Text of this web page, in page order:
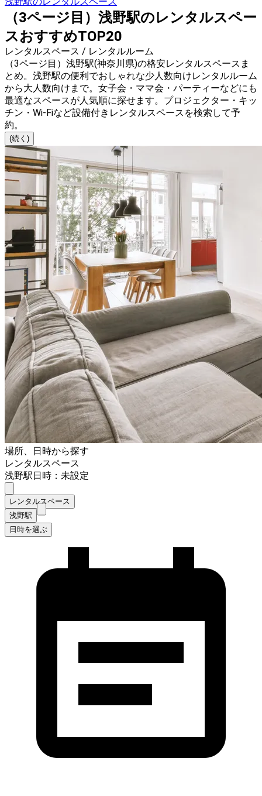
（3ページ目）浅野駅のレンタルスペー
スおすすめTOP20
レンタルスペース / レンタルルーム
（3ページ目）浅野駅(神奈川県)の格安レンタルスペースま
とめ。浅野駅の便利でおしゃれな少人数向けレンタルルーム
から大人数向けまで。女子会・ママ会・パーティーなどにも
最適なスペースが人気順に探せます。プロジェクター・キッ
チン・Wi-Fiなど設備付きレンタルスペースを検索して予
約。
(続く)
場所、日時から探す
レンタルスペース
浅野駅日時：未設定
レンタルスペース
浅野駅
日時を選ぶ